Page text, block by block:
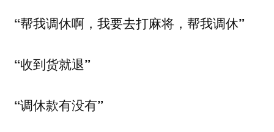
“帮我调休啊，我要去打麻将，帮我调休”
“收到货就退”
“调休款有没有”